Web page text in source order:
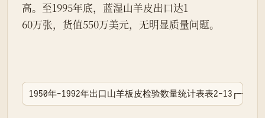
高。至1995年底，蓝湿山羊皮出口达1
60万张，货值550万美元，无明显质量问题。
1950年-1992年出口山羊板皮检验数量统计表表2-